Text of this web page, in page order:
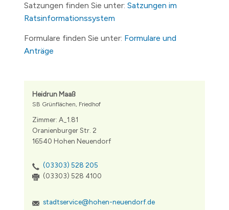
Satzungen finden Sie unter: Satzungen im
Ratsinformationssystem
Formulare finden Sie unter: Formulare und
Anträge
Heidrun Maaß
SB Grünflächen, Friedhof
Zimmer: A_1.81
Oranienburger Str. 2
16540 Hohen Neuendorf
(03303) 528 205
(03303) 528 4100
stadtservice@hohen-neuendorf.de